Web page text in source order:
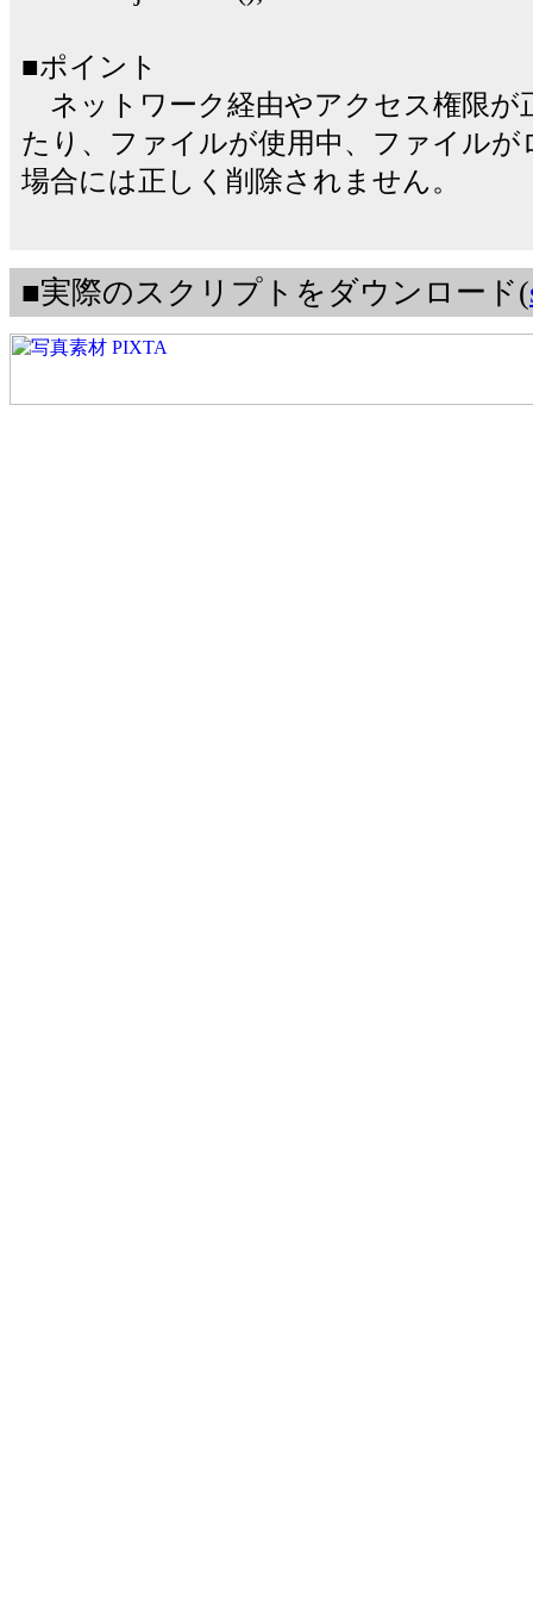
■ポイント
ネットワーク経由やアクセス権限が
たり、ファイルが使用中、ファイル
場合には正しく削除されません。
■実際のスクリプトをダウンロード(